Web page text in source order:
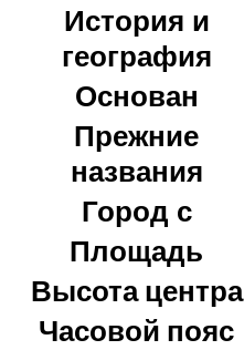
История и
география
Основан
Прежние
названия
Город с
Площадь
Высота центра
Часовой пояс